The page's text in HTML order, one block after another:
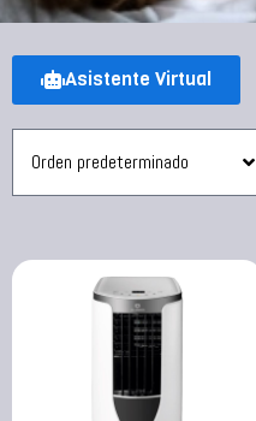
Asistente Virtual